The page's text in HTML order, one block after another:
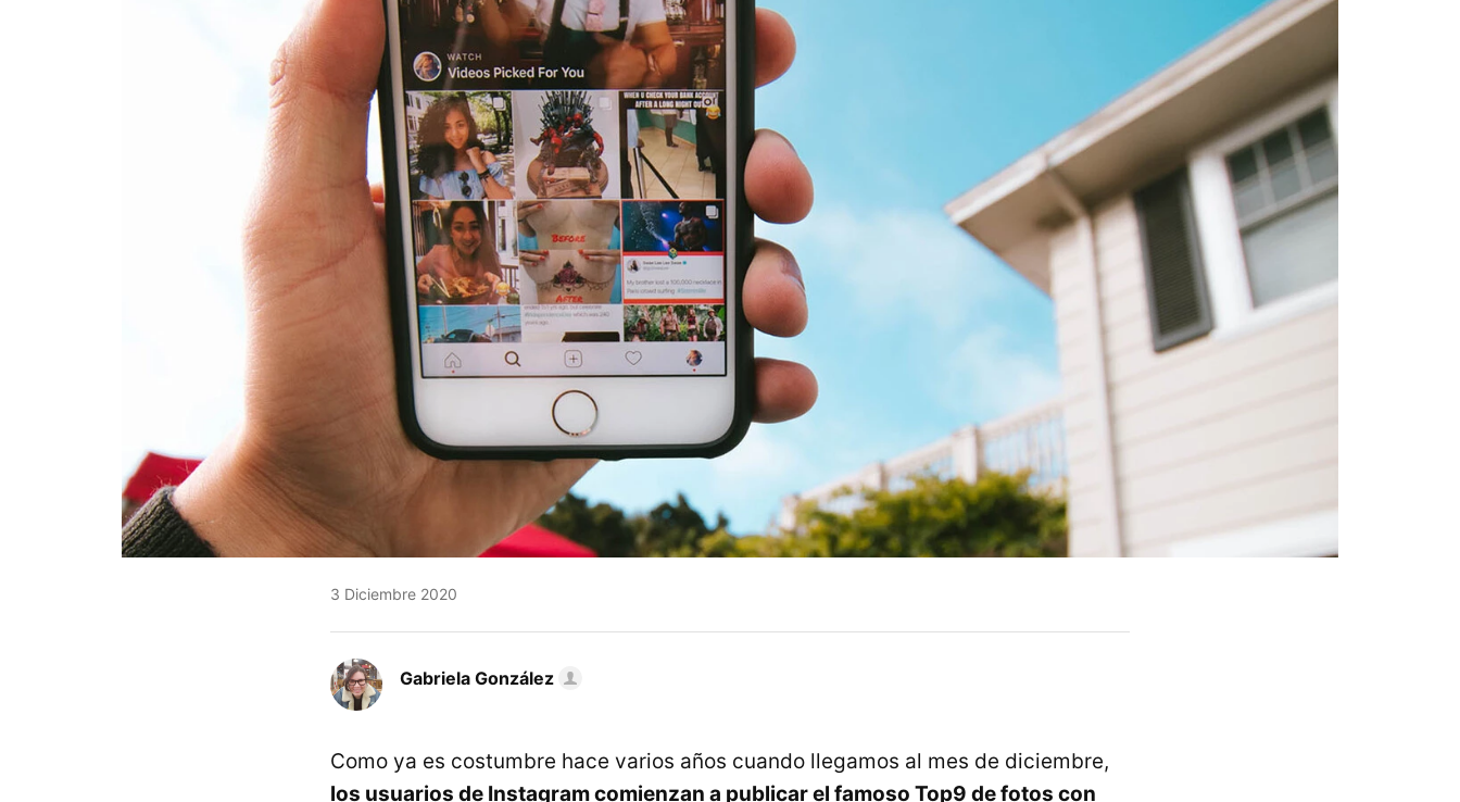
3 Diciembre 2020
Gabriela González
Como ya es costumbre hace varios años cuando llegamos al mes de diciembre,
los usuarios de Instagram comienzan a publicar el famoso Top9 de fotos con